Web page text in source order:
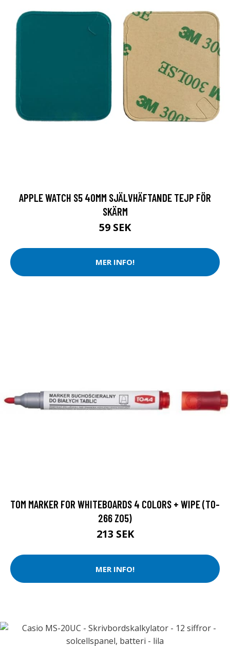
APPLE WATCH S5 40MM SJÄLVHÄFTANDE TEJP FÖR
SKÄRM
59 SEK
MER INFO!
TOM MARKER FOR WHITEBOARDS 4 COLORS + WIPE (TO-
266 Z05)
213 SEK
MER INFO!